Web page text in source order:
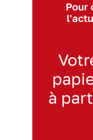
Pour
à